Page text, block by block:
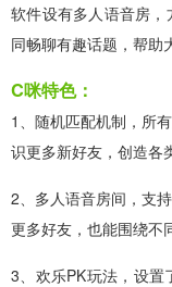
软件设有多人语音房
同畅聊有趣话题，帮助
C咪特色：
1、随机匹配机制，所
识更多新好友，创造各
2、多人语音房间，支
更多好友，也能围绕不
3、欢乐PK玩法，设置